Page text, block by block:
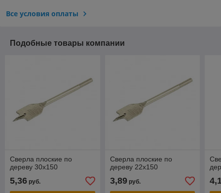
Все условия оплаты
Подобные товары компании
Сверла плоские по
дереву 30х150
5,36 руб.
Сверла плоские по
дереву 22х150
3,89руб.